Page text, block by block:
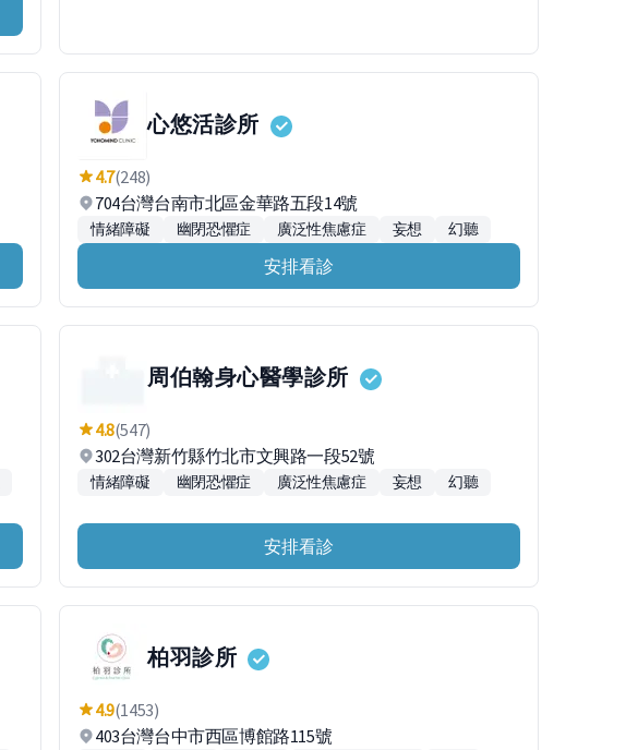
心悠活診所
4.7(248)
704台灣台南市北區金華路五段14號
情緒障礙 幽閉恐懼症 廣泛性焦慮症 妄想 幻聽
安排看診
周伯翰身心醫學診所
4.8(547)
302台灣新竹縣竹北市文興路一段52號
情緒障礙 幽閉恐懼症 廣泛性焦慮症 妄想 幻聽
安排看診
柏羽診所
4.9(1453)
403台灣台中市西區博館路115號